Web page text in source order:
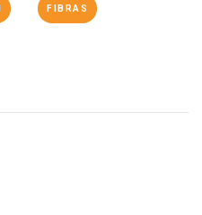
FIBRAS